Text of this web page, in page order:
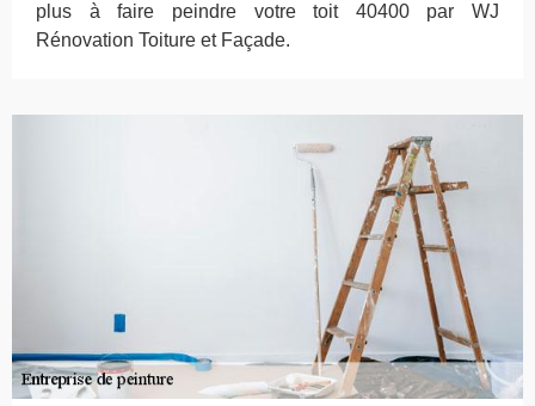
plus à faire peindre votre toit 40400 par WJ
Rénovation Toiture et Façade.